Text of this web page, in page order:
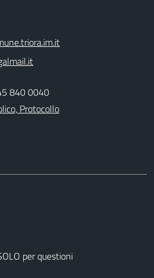
840 0040
Protocollo
per questioni